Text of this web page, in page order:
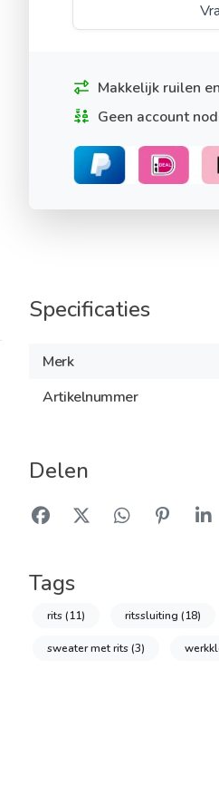
Makkelijk ruilen
Geen account
Specificaties
Merk
Artikelnummer
Delen
Tags
rits(11) ritssluiting(18)
sweater met rits(3)